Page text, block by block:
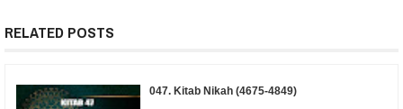
RELATED POSTS
047. Kitab Nikah (4675-4849)